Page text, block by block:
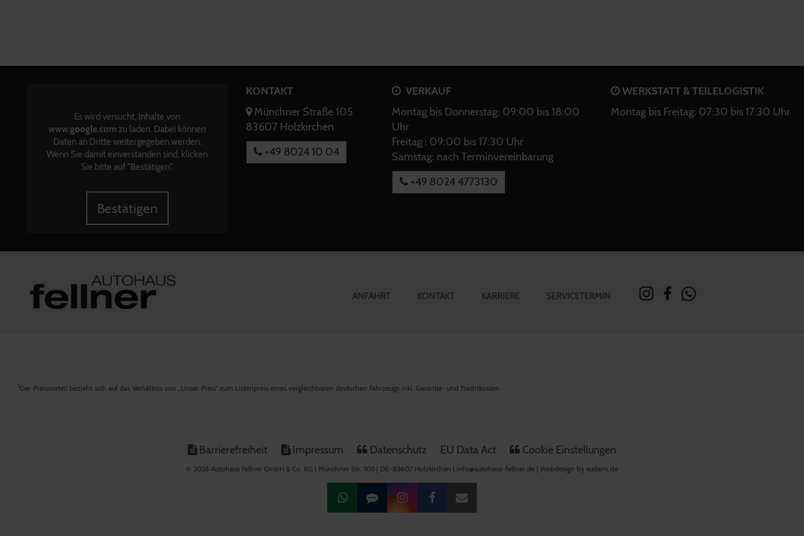
Es wird versucht, Inhalte von
www.google.com zu laden. Dabei können
Daten an Dritte weitergegeben werden.
Wenn Sie damit einverstanden sind, klicken
Sie bitte auf "Bestätigen".
Bestätigen
KONTAKT
Münchner Straße 105
83607 Holzkirchen
+49 8024 10 04
VERKAUF
Montag bis Donnerstag: 09:00 bis 18:00
Uhr
Freitag : 09:00 bis 17:30 Uhr
Samstag: nach Terminvereinbarung
+49 8024 4773130
WERKSTATT & TEILELOGISTIK
Montag bis Freitag: 07:30 bis 17:30 Uhr
ANFAHRT KONTAKT KARRIERE SERVICETERMIN
1Der Preisvorteil bezieht sich auf das Verhältnis von „Unser Preis“ zum Listenpreis eines vergleichbaren deutschen Fahrzeugs inkl. Garantie- und Frachtkosten
Barrierefreiheit Impressum Datenschutz EU Data Act Cookie Einstellungen
© 2026 Autohaus Fellner GmbH & Co. KG | Münchner Str. 105 | DE-83607 Holzkirchen | info@autohaus-fellner.de | Webdesign by audaris.de